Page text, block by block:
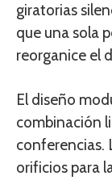
giratorias
que una sola
reorganice el
El diseño
combinación
conferencias.
orificios para